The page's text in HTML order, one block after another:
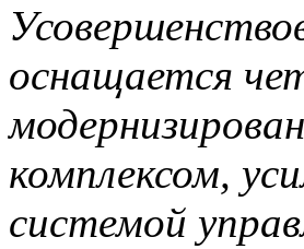
оснащается
комплексом,
системой